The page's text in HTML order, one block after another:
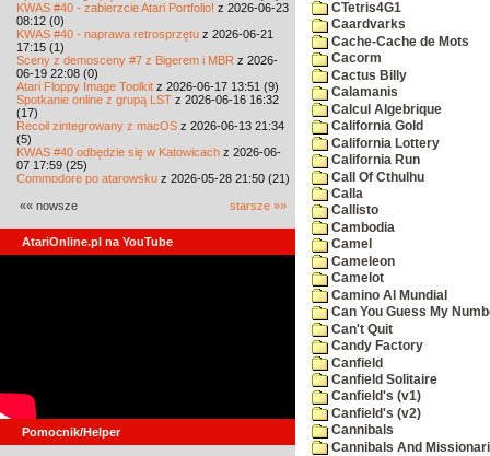
KWAS #40 - zabierzcie Atari Portfolio! z 2026-06-23
08:12 (0)
KWAS #40 - naprawa retrosprzętu z 2026-06-21
17:15 (1)
Sceny z demosceny #7 z Bigerem i MBR z 2026-
06-19 22:08 (0)
Atari Floppy Image Toolkit z 2026-06-17 13:51 (9)
Spotkanie online z grupą LST z 2026-06-16 16:32
(17)
Recoil zintegrowany z macOS z 2026-06-13 21:34
(5)
KWAS #40 odbędzie się w Katowicach z 2026-06-
07 17:59 (25)
Commodore po atarowsku z 2026-05-28 21:50 (21)
«« nowsze starsze »»
AtariOnline.pl na YouTube
Pomocnik/Helper
CTetris4G1
Caardvarks
Cache-Cache de Mots
Cacorm
Cactus Billy
Calamanis
Calcul Algebrique
California Gold
California Lottery
California Run
Call Of Cthulhu
Calla
Callisto
Cambodia
Camel
Cameleon
Camelot
Camino Al Mundial
Can You Guess My
Can't Quit
Candy Factory
Canfield
Canfield Solitaire
Canfield's (v1)
Canfield's (v2)
Cannibals
Cannibals And